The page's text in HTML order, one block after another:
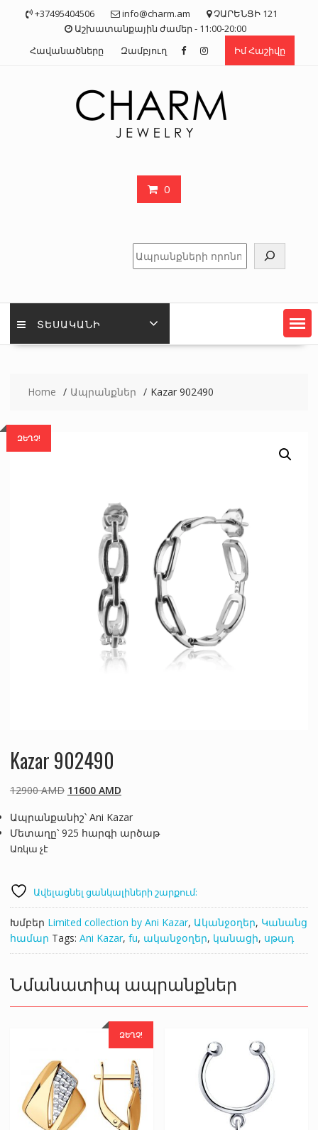
+37495404506 info@charm.am
ՉԱՐԵՆՑԻ 121
Աշխատանքային ժամեր - 11:00-20:00
Հավանածները
Զամբյուղ Իմ Հաշիվը
0
Որոնել
ՏԵՍԱԿԱՆԻ
Home Ապրանքներ Kazar 902490
ԶԵՂՉ!
Kazar 902490
12900AMD Original
was:
12900 AMD.
11600 AMDCurrent
is:
11600 AMD.
Ապրանքանիշ՝ Ani Kazar
Մետաղը՝ 925 հարգի արծաթ
Առկա չէ
Ավելացնել ցանկալիների շարքում:
Խմբեր Limited collection by Ani Kazar, Ականջօղեր, Կանանց
համար Tags: Ani Kazar, fu, ականջօղեր, կանացի, սթադ
Նմանատիպ ապրանքներ
ԶԵՂՉ!